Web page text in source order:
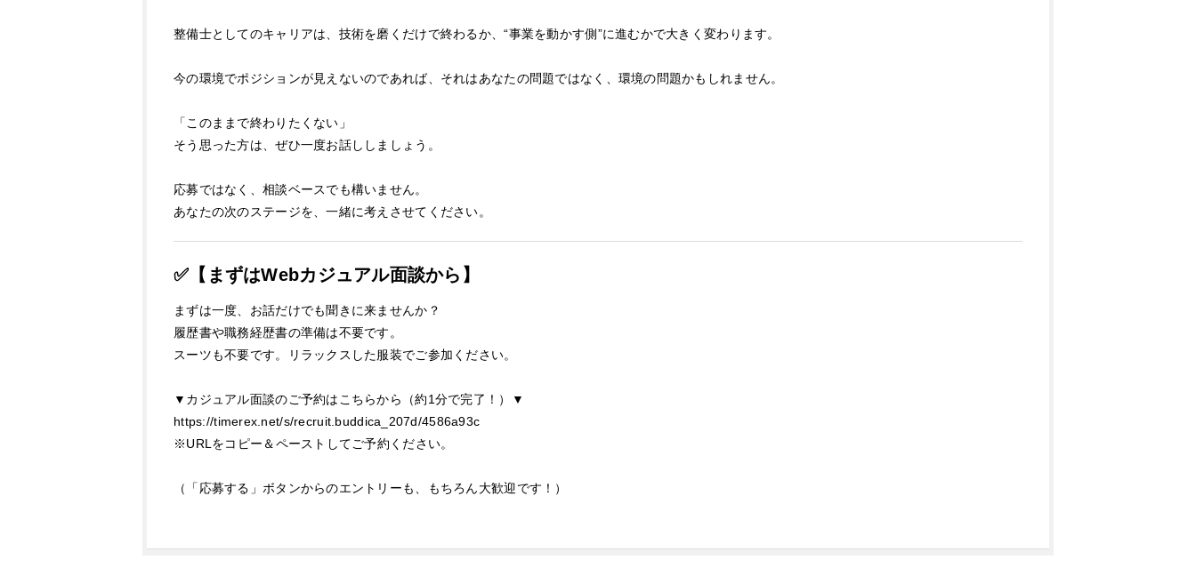
整備士としてのキャリアは、技術を磨くだけで終わるか、“事業を動かす側”に進むかで大きく変わります。
今の環境でポジションが見えないのであれば、それはあなたの問題ではなく、環境の問題かもしれません。
「このままで終わりたくない」
そう思った方は、ぜひ一度お話ししましょう。
応募ではなく、相談ベースでも構いません。
あなたの次のステージを、一緒に考えさせてください。
✅【まずはWebカジュアル面談から】
まずは一度、お話だけでも聞きに来ませんか？
履歴書や職務経歴書の準備は不要です。
スーツも不要です。リラックスした服装でご参加ください。
▼カジュアル面談のご予約はこちらから（約1分で完了！）▼
https://timerex.net/s/recruit.buddica_207d/4586a93c
※URLをコピー＆ペーストしてご予約ください。
（「応募する」ボタンからのエントリーも、もちろん大歓迎です！）